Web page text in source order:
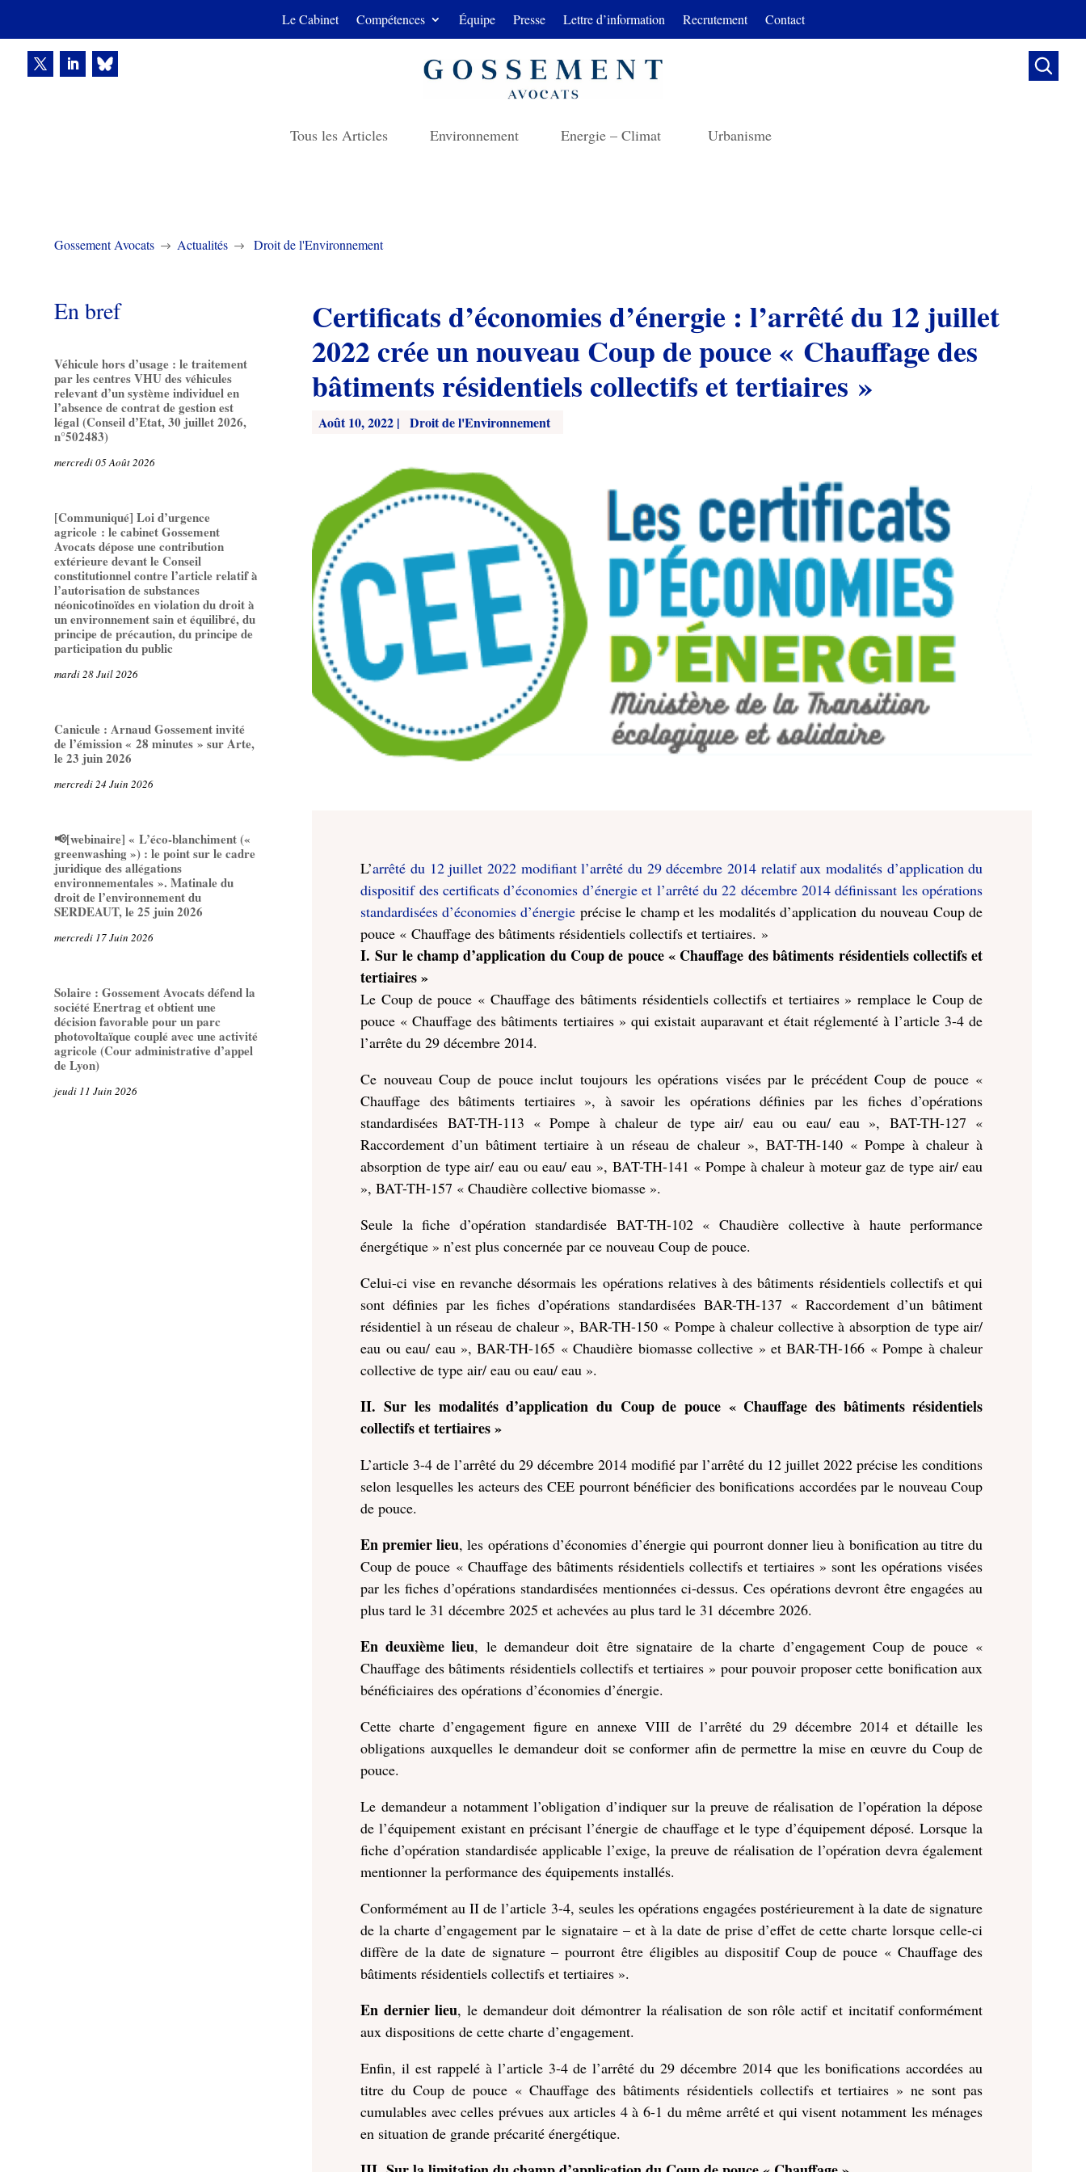
Le Cabinet Compétences Équipe Presse Lettre d’information Recrutement Contact

Tous les Articles Environnement Energie – Climat Urbanisme
Gossement Avocats $ Actualités $ Droit de l'Environnement
En bref
Véhicule hors d’usage : le traitement
par les centres VHU des véhicules
relevant d’un système individuel en
l’absence de contrat de gestion est
légal (Conseil d’Etat, 30 juillet 2026,
n°502483)
mercredi 05 Août 2026
[Communiqué] Loi d’urgence
agricole : le cabinet Gossement
Avocats dépose une contribution
extérieure devant le Conseil
constitutionnel contre l’article relatif à
l’autorisation de substances
néonicotinoïdes en violation du droit à
un environnement sain et équilibré, du
principe de précaution, du principe de
participation du public
mardi 28 Juil 2026
Canicule : Arnaud Gossement invité
de l’émission « 28 minutes » sur Arte,
le 23 juin 2026
mercredi 24 Juin 2026
📢[webinaire] « L’éco-blanchiment («
greenwashing ») : le point sur le cadre
juridique des allégations
environnementales ». Matinale du
droit de l’environnement du
SERDEAUT, le 25 juin 2026
mercredi 17 Juin 2026
Solaire : Gossement Avocats défend la
société Enertrag et obtient une
décision favorable pour un parc
photovoltaïque couplé avec une activité
agricole (Cour administrative d’appel
de Lyon)
jeudi 11 Juin 2026
Certificats d’économies d’énergie : l’arrêté du 12 juillet
2022 crée un nouveau Coup de pouce « Chauffage des
bâtiments résidentiels collectifs et tertiaires »
Août 10, 2022 | Droit de l'Environnement
L’arrêté du 12 juillet 2022 modifiant l’arrêté du 29 décembre 2014 relatif aux modalités d’application du
dispositif des certificats d’économies d’énergie et l’arrêté du 22 décembre 2014 définissant les opérations
standardisées d’économies d’énergie précise le champ et les modalités d’application du nouveau Coup de
pouce « Chauffage des bâtiments résidentiels collectifs et tertiaires. »
I.Sur le champ d’application du Coup de pouce « Chauffage des bâtiments résidentiels collectifs et
tertiaires »
Le Coup de pouce « Chauffage des bâtiments résidentiels collectifs et tertiaires » remplace le Coup de
pouce « Chauffage des bâtiments tertiaires » qui existait auparavant et était réglementé à l’article 3-4 de
l’arrête du 29 décembre 2014.
Ce nouveau Coup de pouce inclut toujours les opérations visées par le précédent Coup de pouce «
Chauffage des bâtiments tertiaires », à savoir les opérations définies par les fiches d’opérations
standardisées BAT-TH-113 « Pompe à chaleur de type air/ eau ou eau/ eau », BAT-TH-127 «
Raccordement d’un bâtiment tertiaire à un réseau de chaleur », BAT-TH-140 « Pompe à chaleur à
absorption de type air/ eau ou eau/ eau », BAT-TH-141 « Pompe à chaleur à moteur gaz de type air/ eau
», BAT-TH-157 « Chaudière collective biomasse ».
Seule la fiche d’opération standardisée BAT-TH-102 « Chaudière collective à haute performance
énergétique » n’est plus concernée par ce nouveau Coup de pouce.
Celui-ci vise en revanche désormais les opérations relatives à des bâtiments résidentiels collectifs et qui
sont définies par les fiches d’opérations standardisées BAR-TH-137 « Raccordement d’un bâtiment
résidentiel à un réseau de chaleur », BAR-TH-150 « Pompe à chaleur collective à absorption de type air/
eau ou eau/ eau », BAR-TH-165 « Chaudière biomasse collective » et BAR-TH-166 « Pompe à chaleur
collective de type air/ eau ou eau/ eau ».
II.Sur les modalités d’application du Coup de pouce « Chauffage des bâtiments résidentiels
collectifs et tertiaires »
L’article 3-4 de l’arrêté du 29 décembre 2014 modifié par l’arrêté du 12 juillet 2022 précise les conditions
selon lesquelles les acteurs des CEE pourront bénéficier des bonifications accordées par le nouveau Coup
de pouce.
En premier lieu, les opérations d’économies d’énergie qui pourront donner lieu à bonification au titre du
Coup de pouce « Chauffage des bâtiments résidentiels collectifs et tertiaires » sont les opérations visées
par les fiches d’opérations standardisées mentionnées ci-dessus. Ces opérations devront être engagées au
plus tard le 31 décembre 2025 et achevées au plus tard le 31 décembre 2026.
En deuxième lieu, le demandeur doit être signataire de la charte d’engagement Coup de pouce «
Chauffage des bâtiments résidentiels collectifs et tertiaires » pour pouvoir proposer cette bonification aux
bénéficiaires des opérations d’économies d’énergie.
Cette charte d’engagement figure en annexe VIII de l’arrêté du 29 décembre 2014 et détaille les
obligations auxquelles le demandeur doit se conformer afin de permettre la mise en œuvre du Coup de
pouce.
Le demandeur a notamment l’obligation d’indiquer sur la preuve de réalisation de l’opération la dépose
de l’équipement existant en précisant l’énergie de chauffage et le type d’équipement déposé. Lorsque la
fiche d’opération standardisée applicable l’exige, la preuve de réalisation de l’opération devra également
mentionner la performance des équipements installés.
Conformément au II de l’article 3-4, seules les opérations engagées postérieurement à la date de signature
de la charte d’engagement par le signataire – et à la date de prise d’effet de cette charte lorsque celle-ci
diffère de la date de signature – pourront être éligibles au dispositif Coup de pouce « Chauffage des
bâtiments résidentiels collectifs et tertiaires ».
En dernier lieu, le demandeur doit démontrer la réalisation de son rôle actif et incitatif conformément
aux dispositions de cette charte d’engagement.
Enfin, il est rappelé à l’article 3-4 de l’arrêté du 29 décembre 2014 que les bonifications accordées au
titre du Coup de pouce « Chauffage des bâtiments résidentiels collectifs et tertiaires » ne sont pas
cumulables avec celles prévues aux articles 4 à 6-1 du même arrêté et qui visent notamment les ménages
en situation de grande précarité énergétique.